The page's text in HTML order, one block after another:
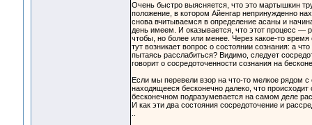
Очень быстро выясняется, что это мартышкин
положение, в котором Айенгар непринужденно
снова вчитываемся в определение асаны и
день имеем. И оказывается, что этот процесс —
чтобы, но более или менее. Через какое-то
тут возникает вопрос о состоянии сознания: а
пытаясь расслабиться? Видимо, следует
говорит о сосредоточенности сознания на
Если мы перевели взор на что-то мелкое рядом
находящееся бесконечно далеко, что
бесконечном подразумевается на самом деле
И как эти два состояния сосредоточение и